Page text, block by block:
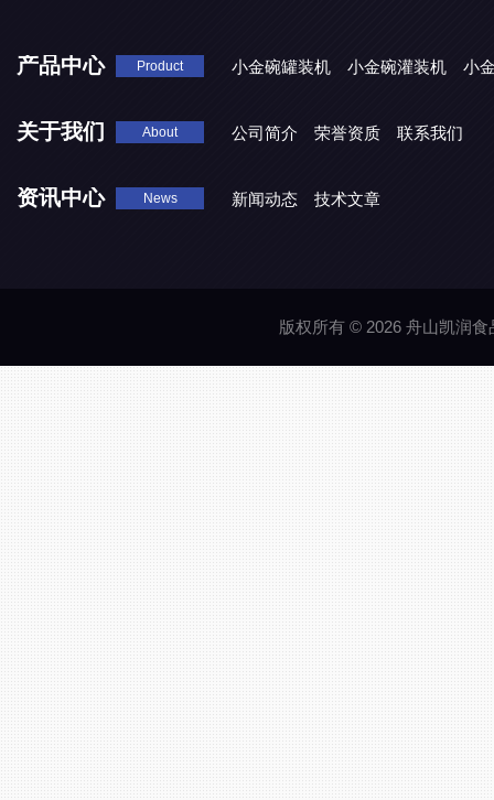
产品中心 Product 小金碗罐装机 小金碗灌装机 小
关于我们 About 公司简介 荣誉资质 联系我们
资讯中心 News 新闻动态 技术文章
版权所有 © 2026 舟山凯润